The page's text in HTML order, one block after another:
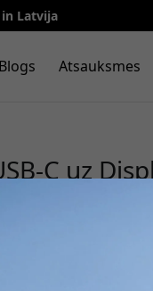
Latvija
Blogs Atsauksmes
C uz
pie 60